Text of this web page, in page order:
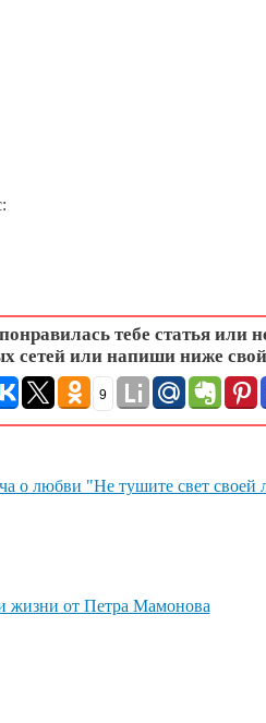
тебе статья или
сетей или напиши ниже
9
о любви "Не тушите свет своей
жизни от Петра Мамонова